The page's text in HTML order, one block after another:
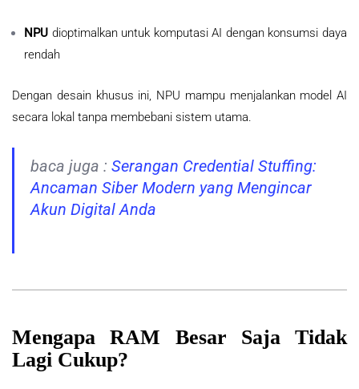
NPU dioptimalkan untuk komputasi AI dengan konsumsi daya
rendah
Dengan desain khusus ini, NPU mampu menjalankan model AI
secara lokal tanpa membebani sistem utama.
baca juga : Serangan Credential Stuffing:
Ancaman Siber Modern yang Mengincar
Akun Digital Anda
Mengapa RAM Besar Saja Tidak
Lagi Cukup?